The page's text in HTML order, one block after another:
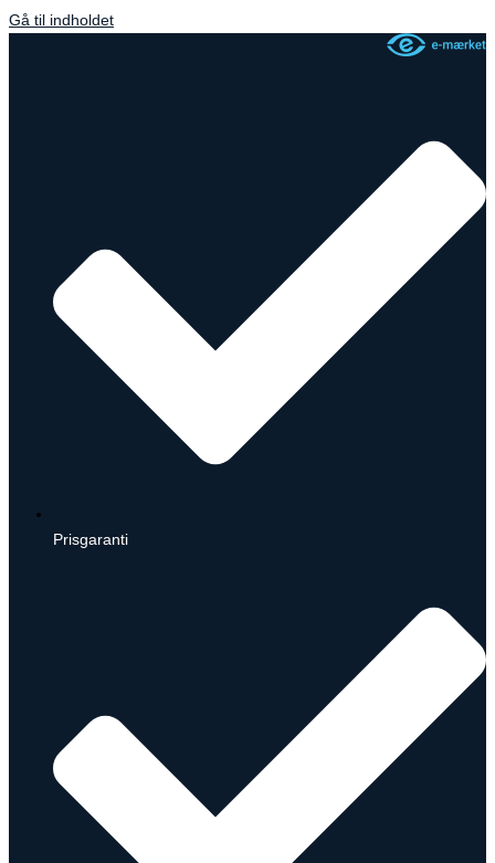
Gå til indholdet
Prisgaranti